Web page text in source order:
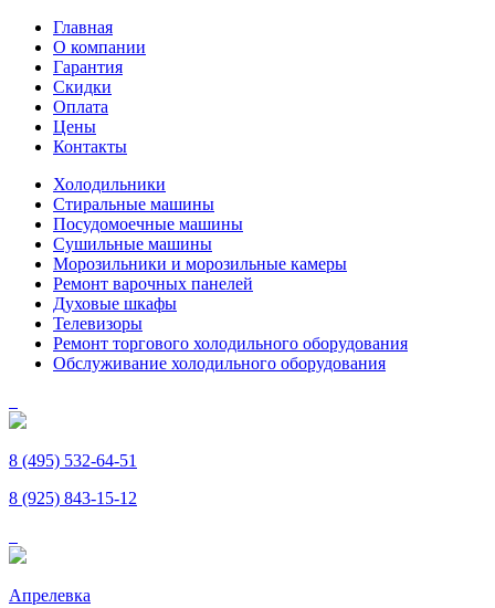
Главная
О компании
Гарантия
Скидки
Оплата
Цены
Контакты
Холодильники
Стиральные машины
Посудомоечные машины
Сушильные машины
Морозильники и морозильные камеры
Ремонт варочных панелей
Духовые шкафы
Телевизоры
Ремонт торгового холодильного оборудования
Обслуживание холодильного оборудования
8 (495) 532-64-51
8 (925) 843-15-12
Апрелевка